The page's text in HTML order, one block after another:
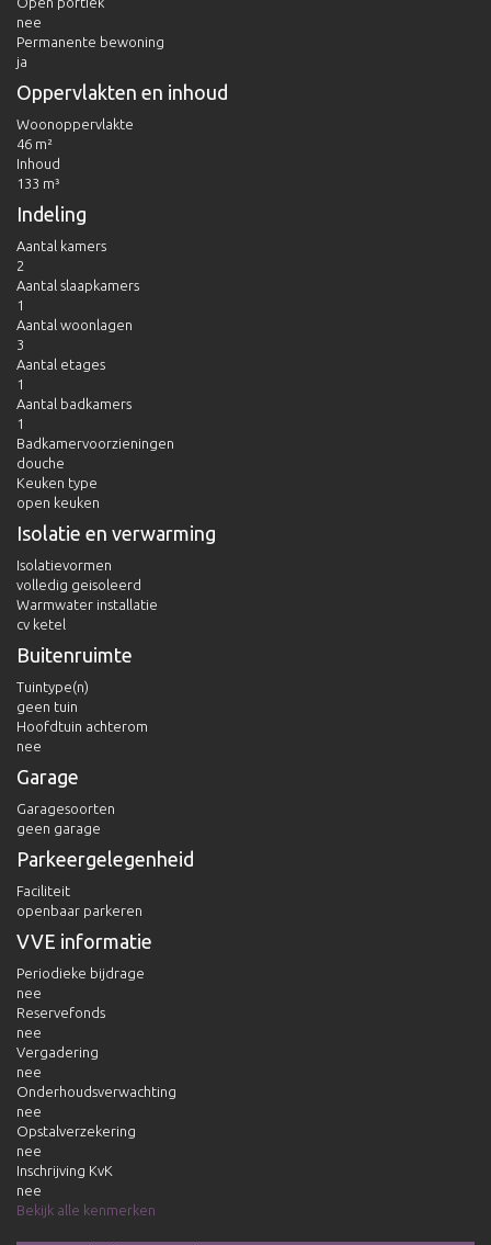
nee
Permanente bewoning
ja
Oppervlakten en inhoud
Woonoppervlakte
46 m²
Inhoud
133 m³
Indeling
Aantal kamers
2
Aantal slaapkamers
1
Aantal woonlagen
3
Aantal etages
1
Aantal badkamers
1
Badkamervoorzieningen
douche
Keuken type
open keuken
Isolatie en verwarming
Isolatievormen
volledig geisoleerd
Warmwater installatie
cv ketel
Buitenruimte
Tuintype(n)
geen tuin
Hoofdtuin achterom
nee
Garage
Garagesoorten
geen garage
Parkeergelegenheid
Faciliteit
openbaar parkeren
VVE informatie
Periodieke bijdrage
nee
Reservefonds
nee
Vergadering
nee
Onderhoudsverwachting
nee
Opstalverzekering
nee
Inschrijving KvK
nee
Bekijk alle kenmerken